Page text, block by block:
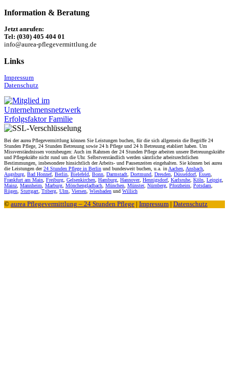
Information & Beratung
Jetzt anrufen:
Tel: (030) 405 404 01
info@aurea-pflegevermittlung.de
Links
Impressum
Datenschutz
Bei der aurea Pflegevermittlung können Sie Leistungen buchen, für die sich allgemein die Begriffe 24
Stunden Pflege, 24 Stunden Betreuung sowie 24 h Pflege und 24 h Betreuung etabliert haben. Um
Missverständnissen vorzubeugen: Auch im Rahmen der 24 Stunden Pflege arbeiten unsere Betreuungskräfte
und Pflegekräfte nicht rund um die Uhr. Selbstverständlich werden sämtliche arbeitsrechtlichen
Bestimmungen, insbesondere hinsichtlich der Arbeits- und Pausenzeiten eingehalten. Sie können bei aurea
die Leistungen der24 Stunden Pflege in Berlin und bundesweit buchen, u.a. in Aachen Ansbach
Augsburg Bad Honnef, Berlin Bielefeld Bonn Darmstadt Dortmund Dresden Düsseldorf, Essen
Frankfurt am Main Freiburg Gelsenkirchen Hamburg Hannover, Hennigsdorf, Karlsruhe Köln Leipzig
Mainz Mannheim Marburg Mönchengladbach München Münster, Nürnberg Pforzheim Potsdam
Rügen Stuttgart Triberg Ulm Viersen Wiesbaden und Willich
© aurea Pflegevermittlung – 24 Stunden Pflege Impressum Datenschutz